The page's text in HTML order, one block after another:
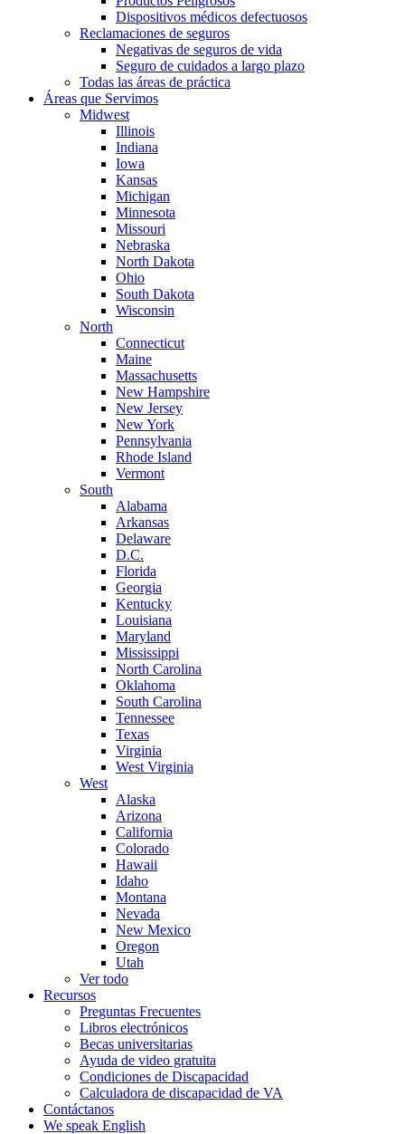
Dispositivos médicos defectuosos
Reclamaciones de seguros
Negativas de seguros de vida
Seguro de cuidados a largo plazo
Todas las áreas de práctica
Áreas que Servimos
Midwest
Illinois
Indiana
Iowa
Kansas
Michigan
Minnesota
Missouri
Nebraska
North Dakota
Ohio
South Dakota
Wisconsin
North
Connecticut
Maine
Massachusetts
New Hampshire
New Jersey
New York
Pennsylvania
Rhode Island
Vermont
South
Alabama
Arkansas
Delaware
D.C.
Florida
Georgia
Kentucky
Louisiana
Maryland
Mississippi
North Carolina
Oklahoma
South Carolina
Tennessee
Texas
Virginia
West Virginia
West
Alaska
Arizona
California
Colorado
Hawaii
Idaho
Montana
Nevada
New Mexico
Oregon
Utah
Ver todo
Recursos
Preguntas Frecuentes
Libros electrónicos
Becas universitarias
Ayuda de video gratuita
Condiciones de Discapacidad
Calculadora de discapacidad de VA
Contáctanos
We speak English